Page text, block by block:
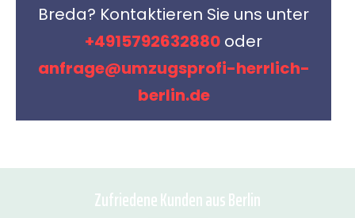
Breda? Kontaktieren Sie uns unter
+4915792632880 oder
anfrage@umzugsprofi-herrlich-
berlin.de
Zufriedene Kunden aus Berlin